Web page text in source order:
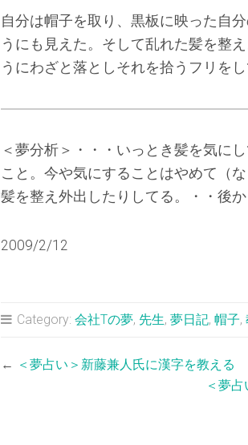
自分は帽子を取り、黒板に映った自
うにも見えた。そして乱れた髪を整
うにわざと落としそれを拾うフリを
＜夢分析＞・・・いっとき髪を気に
こと。今や気にすることはやめて（
髪を整え外出したりしてる。・・後
2009/2/12
Category: 会社Tの夢, 先生, 夢日記, 帽子,
← ＜夢占い＞新藤兼人氏に漢字を教える
＜夢